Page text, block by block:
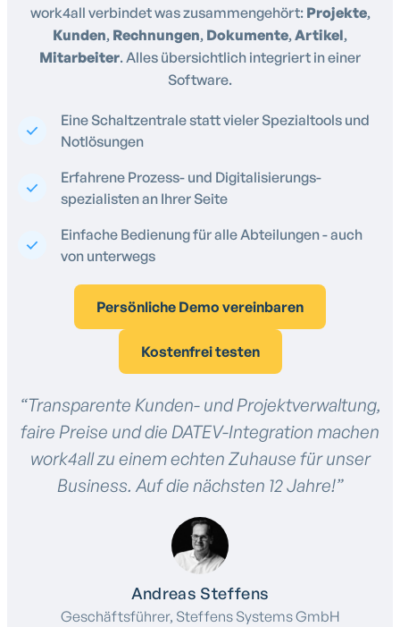
work4all verbindet was zusammengehört: Projekte,
Kunden, Rechnungen, Dokumente,Artikel,
Mitarbeiter. Alles übersichtlich integriert in einer
Software.
Eine Schaltzentrale statt vieler Spezialtools und
Notlösungen
Erfahrene Prozess- und Digitalisierungs-
spezialisten an Ihrer Seite
Einfache Bedienung für alle Abteilungen - auch
von unterwegs
Persönliche Demo vereinbaren
Kostenfrei testen
“Transparente Kunden- und Projektverwaltung,
faire Preise und die DATEV-Integration machen
work4all zu einem echten Zuhause für unser
Business. Auf die nächsten 12 Jahre!”
Andreas Steffens
Geschäftsführer, Steffens Systems GmbH